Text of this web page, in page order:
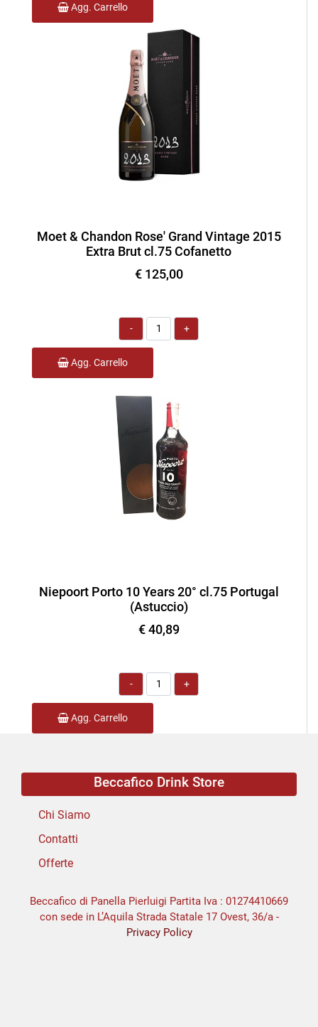
Agg. Carrello
Moet & Chandon Rose' Grand Vintage 2015
Extra Brut cl.75 Cofanetto
€ 125,00
Quantità
Agg. Carrello
Niepoort Porto 10 Years 20° cl.75 Portugal
(Astuccio)
€ 40,89
Quantità
Agg. Carrello
Beccafico Drink Store
Chi Siamo
Contatti
Offerte
Beccafico di Panella Pierluigi Partita Iva : 01274410669
con sede in L’Aquila Strada Statale 17 Ovest, 36/a -
Privacy Policy